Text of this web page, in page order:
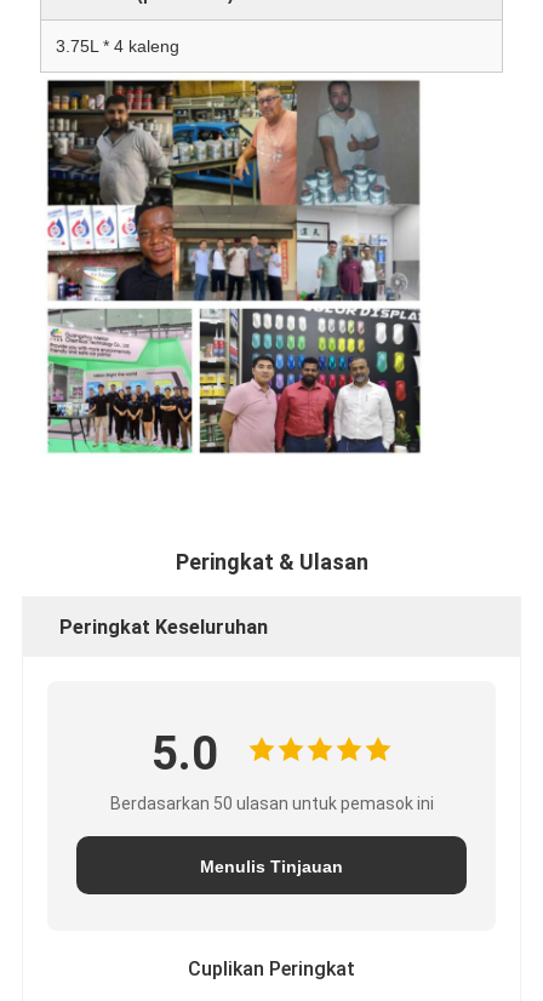
3.75L * 4 kaleng
Peringkat & Ulasan
Peringkat Keseluruhan
5.0
Berdasarkan 50 ulasan untuk pemasok ini
Menulis Tinjauan
Cuplikan Peringkat